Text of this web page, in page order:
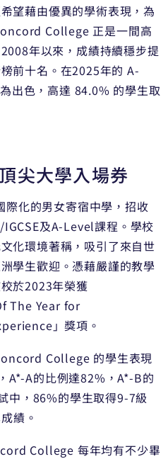
望藉由優異的學術表現，為
College 正是一間高
年以來，成績持續穩步提
前十名。在2025年的 A-
出色，高達 84.0% 的學生取
尖大學入場券
化的男女寄宿中學，招收
及A-Level課程。學校
化環境著稱，吸引了來自世
學生歡迎。憑藉嚴謹的教學
於2023年榮獲
The Year for
」獎項。
College 的學生表現
A*-A的比例達82%，A*-B的
中，86%的學生取得9-7級
績。
College 每年均有不少畢